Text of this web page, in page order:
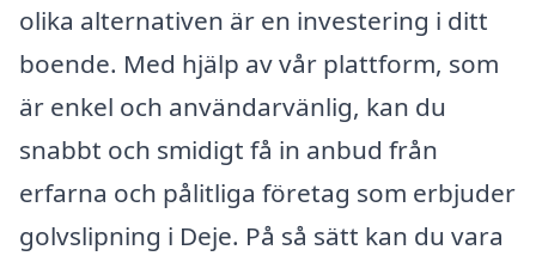
olika alternativen är en investering i ditt
boende. Med hjälp av vår plattform, som
är enkel och användarvänlig, kan du
snabbt och smidigt få in anbud från
erfarna och pålitliga företag som erbjuder
golvslipning i Deje. På så sätt kan du vara